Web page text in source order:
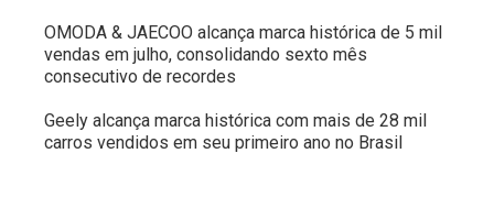
OMODA & JAECOO alcança marca histórica de 5 mil
vendas em julho, consolidando sexto mês
consecutivo de recordes
Geely alcança marca histórica com mais de 28 mil
carros vendidos em seu primeiro ano no Brasil